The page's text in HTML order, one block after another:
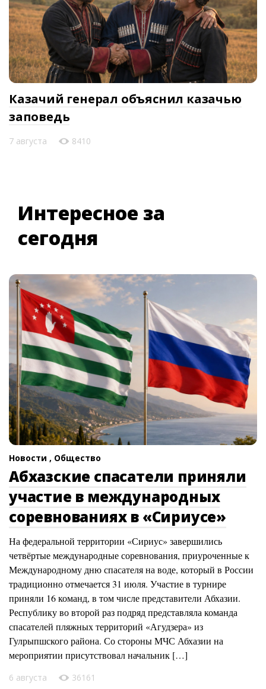
Казачий генерал объяснил казачью
заповедь
7 августа 8410
Интересное за
сегодня
Новости , Общество
Абхазские спасатели приняли
участие в международных
соревнованиях в «Сириусе»
На федеральной территории «Сириус» завершились
четвёртые международные соревнования, приуроченные к
Международному дню спасателя на воде, который в России
традиционно отмечается 31 июля. Участие в турнире
приняли 16 команд, в том числе представители Абхазии.
Республику во второй раз подряд представляла команда
спасателей пляжных территорий «Агудзера» из
Гулрыпшского района. Со стороны МЧС Абхазии на
мероприятии присутствовал начальник […]
6 августа 36161